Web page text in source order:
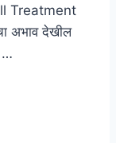
Treatment
अभाव देखील
…